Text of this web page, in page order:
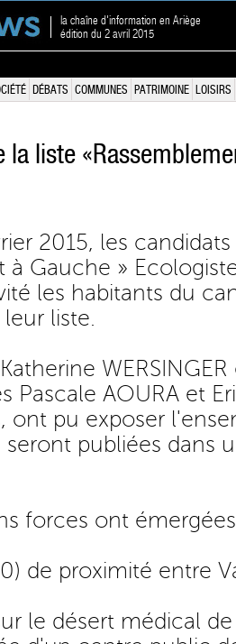
la chaîne d'information en Ariège
édition du 2 avril 2015
DÉBATS COMMUNES PATRIMOINE LOISIRS
liste
2015, les
à Gauche »
les habitants du
liste.
Pascale AOURA et
ont pu exposer
seront publiées dans
forces ont
de proximité entre
le désert médical